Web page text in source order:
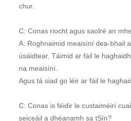
chur.
C: Conas riocht agus saolré an
A: Roghnaimid meaisíní dea-bhail
úsáidtear. Táimid ar fáil le
na meaisíní.
Agus tá siad go léir ar fáil le
C: Conas is féidir le custaiméirí
seiceáil a dhéanamh sa tSín?